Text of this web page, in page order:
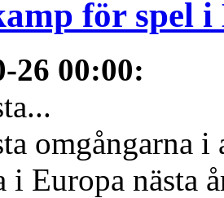
för spel i
26 00:00:
omgångarna
i Europa nästa